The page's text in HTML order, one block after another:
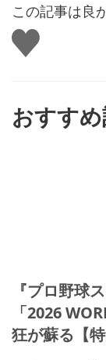
この記事は良
い
い
おすす
『プロ野球
「2026
狂が蘇る【特